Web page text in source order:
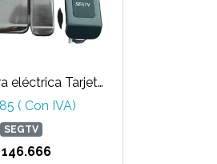
Kit cerradura eléctrica Tarjeta 13,56 Mhz, clave, huella, WIFI APP TUYA uso interior y exterior
( Con IVA)
SEGTV